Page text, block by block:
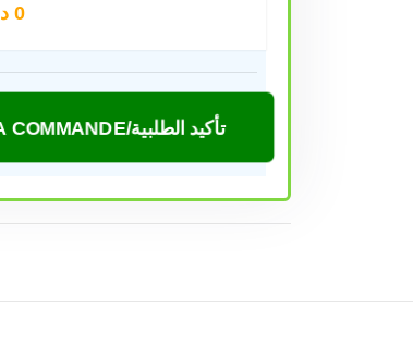
0
CONFIRMER LA COMMANDE/تأكيد الطلبية